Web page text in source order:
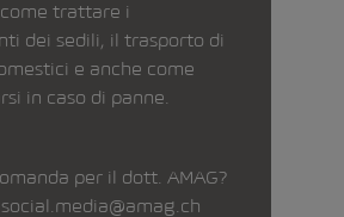
trattare i
dei sedili, il trasporto di
e anche come
in caso di panne.
per il dott. AMAG?
social.media@amag.ch